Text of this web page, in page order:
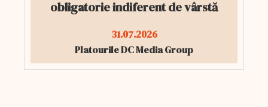
obligatorie indiferent de vârstă
31.07.2026
Platourile DC Media Group